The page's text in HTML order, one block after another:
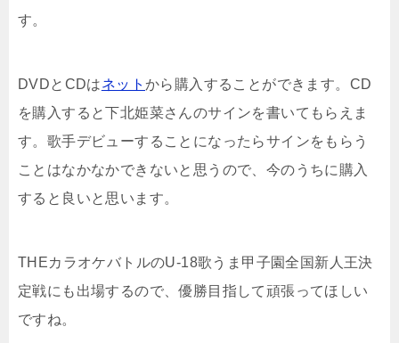
す。
DVDとCDはネットから購入することができます。CD
を購入すると下北姫菜さんのサインを書いてもらえま
す。歌手デビューすることになったらサインをもらう
ことはなかなかできないと思うので、今のうちに購入
すると良いと思います。
THEカラオケバトルのU-18歌うま甲子園全国新人王決
定戦にも出場するので、優勝目指して頑張ってほしい
ですね。